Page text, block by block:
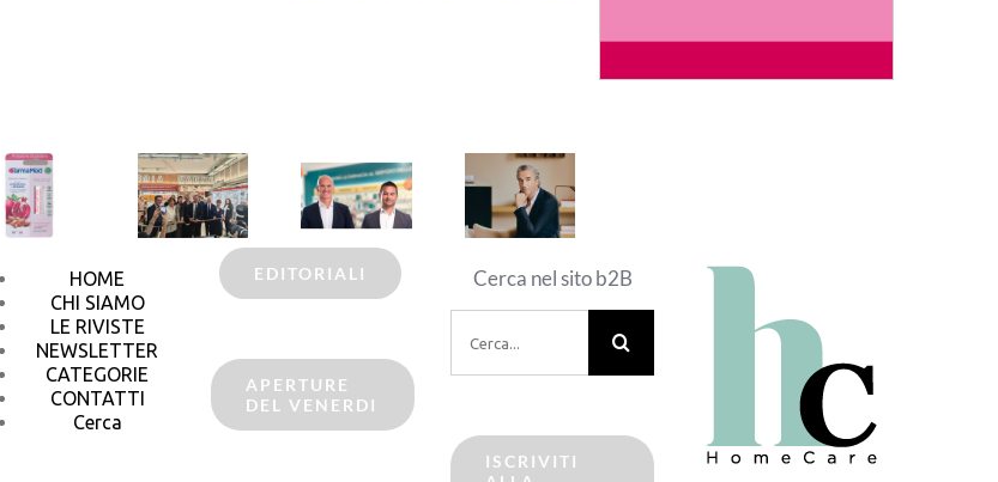
esporta
la linea
Farma
“La
guerra
dei
prezzi
non fa
un bond
da 18
milioni
per
sostenere
crescita
primo
semestre
2026:
ricavi a
miliardi
HOME
CHI SIAMO
LE RIVISTE
NEWSLETTER
CATEGORIE
CONTATTI
Cerca
EDITORIALI
APERTURE
DEL VENERDI
Cerca nel sito b2B
per:
ISCRIVITI